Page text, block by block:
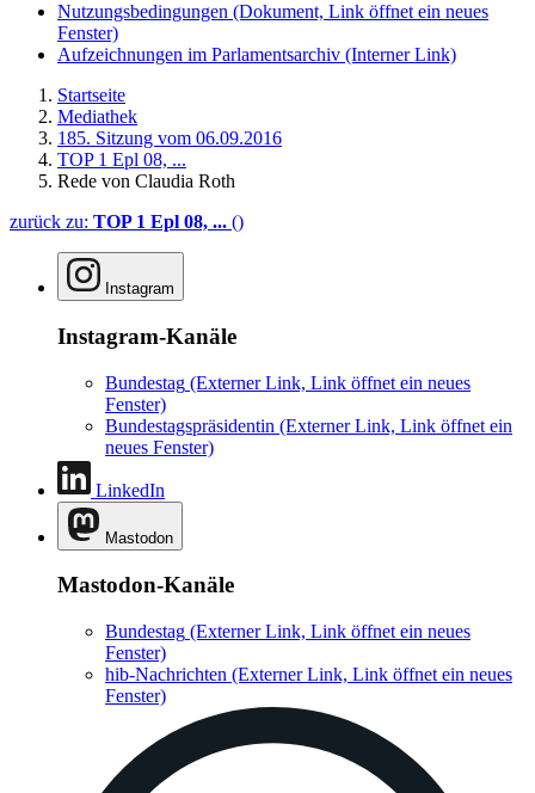
Nutzungsbedingungen (Dokument, Link öffnet ein neues
Fenster)
Aufzeichnungen im Parlamentsarchiv (Interner Link)
Startseite
Mediathek
185. Sitzung vom 06.09.2016
TOP 1 Epl 08, ...
Rede von Claudia Roth
zurück zu: TOP 1 Epl 08, ... ()
Instagram
Instagram-Kanäle
Bundestag (Externer Link, Link öffnet ein neues
Fenster)
Bundestagspräsidentin (Externer Link, Link öffnet ein
neues Fenster)
LinkedIn
Mastodon
Mastodon-Kanäle
Bundestag (Externer Link, Link öffnet ein neues
Fenster)
hib-Nachrichten (Externer Link, Link öffnet ein neues
Fenster)